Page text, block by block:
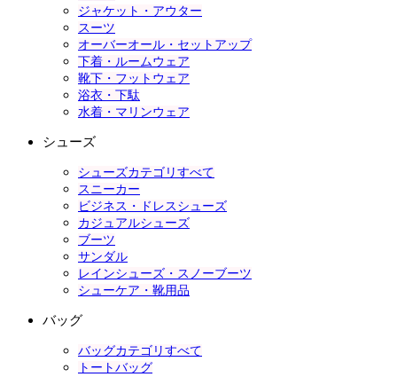
ジャケット・アウター
スーツ
オーバーオール・セットアップ
下着・ルームウェア
靴下・フットウェア
浴衣・下駄
水着・マリンウェア
シューズ
シューズカテゴリすべて
スニーカー
ビジネス・ドレスシューズ
カジュアルシューズ
ブーツ
サンダル
レインシューズ・スノーブーツ
シューケア・靴用品
バッグ
バッグカテゴリすべて
トートバッグ